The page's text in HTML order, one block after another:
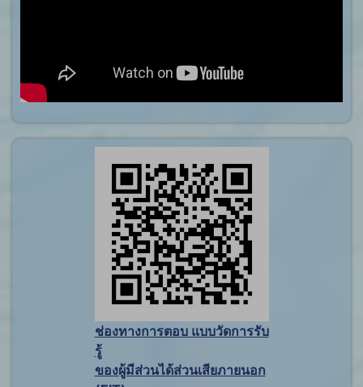
ช่องทางการตอบ แบบวัดการรับ
รู้
ของผู้มีส่วนได้ส่วนเสียภายนอก